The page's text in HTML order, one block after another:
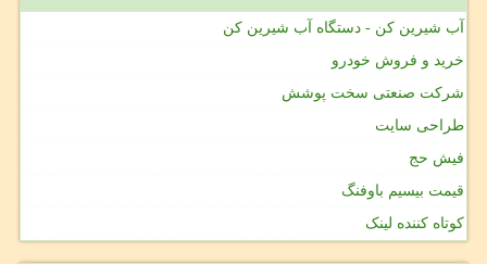
آب شیرین کن - دستگاه آب شیرین کن
خرید و فروش خودرو
شرکت صنعتی سخت پوشش
طراحی سایت
فیش حج
قیمت بیسیم باوفنگ
کوتاه کننده لینک